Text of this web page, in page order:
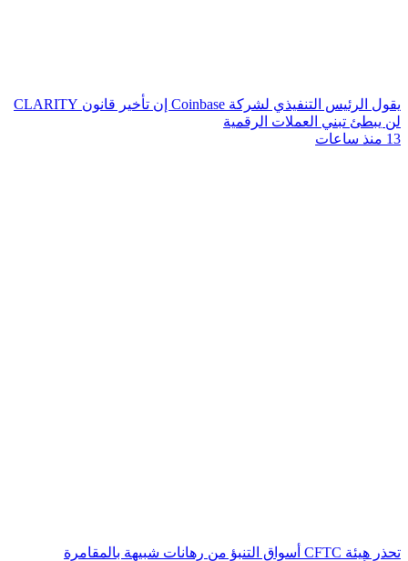
يقول الرئيس التنفيذي لشركة Coinbase إن تأخير قانون CLARITY
لن يبطئ تبني العملات الرقمية
13 منذ ساعات
تحذر هيئة CFTC أسواق التنبؤ من رهانات شبيهة بالمقامرة